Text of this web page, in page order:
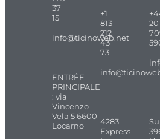
37
15
info@ticinoweb.net
ENTRÉE
PRINCIPALE
: via
Vincenzo
Vela 5 6600
Locarno
+1
813
212
43
73
4283
Express
20